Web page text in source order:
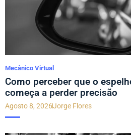
Mecânico Virtual
Como perceber que o
começa a perder precisão
Agosto 8, 2026Jorge Flores